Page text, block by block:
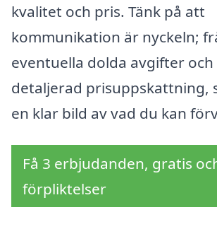
kvalitet och pris. Tänk på att
kommunikation är nyckeln;
eventuella dolda avgifter och
detaljerad prisuppskattning,
en klar bild av vad du kan
Få 3 erbjudanden, gratis
förpliktelser